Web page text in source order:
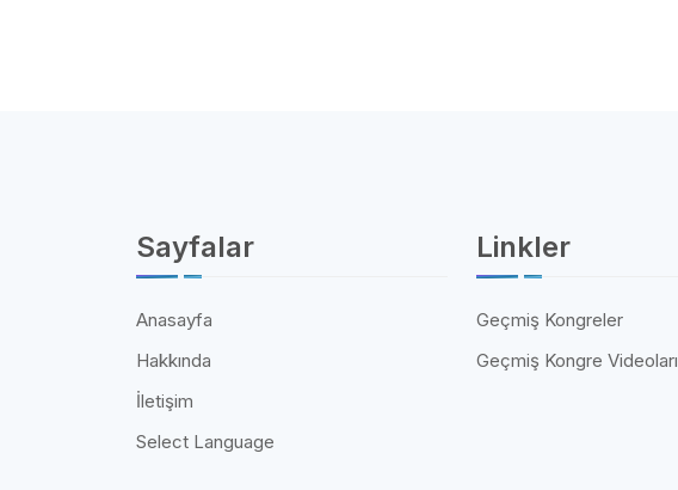
Sayfalar
Anasayfa
Hakkında
İletişim
Select Language
Linkler
Geçmiş Kongreler
Geçmiş Kongre Videoları